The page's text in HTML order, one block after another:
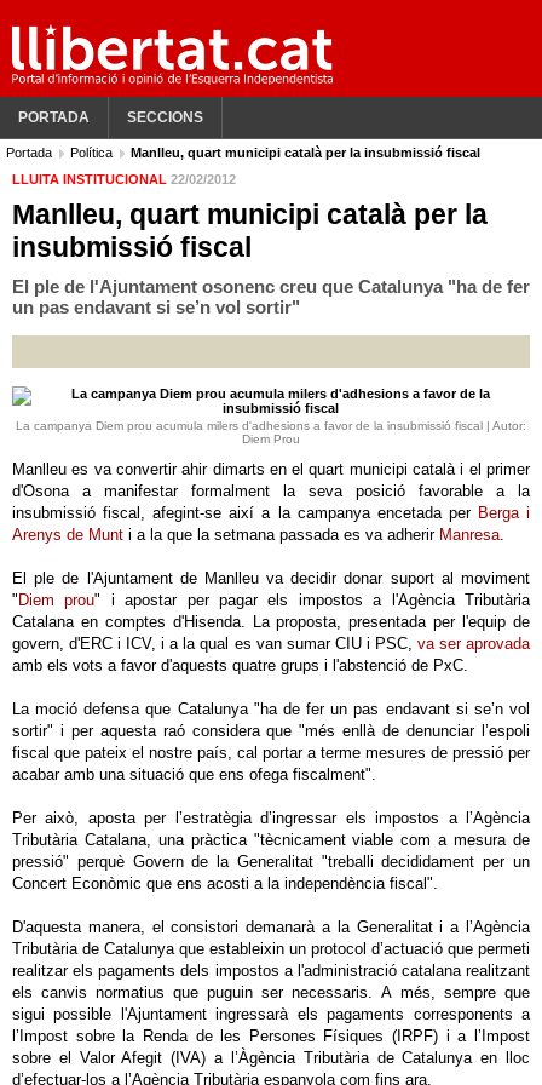
PORTADA SECCIONS
Portada Política
Manlleu, quart municipi català per la insubmissió fiscal
LLUITA INSTITUCIONAL 22/02/2012
Manlleu, quart municipi català per la
insubmissió fiscal
El ple de l'Ajuntament osonenc creu que Catalunya "ha de fer
un pas endavant si se’n vol sortir"
La campanya Diem prou acumula milers d'adhesions a favor de la insubmissió fiscal | Autor:
Diem Prou
Manlleu es va convertir ahir dimarts en el quart municipi català i el primer
d'Osona a manifestar formalment la seva posició favorable a la
insubmissió fiscal, afegint-se així a la campanya encetada per Berga i
Arenys de Munt i a la que la setmana passada es va adherir Manresa.
El ple de l'Ajuntament de Manlleu va decidir donar suport al moviment
" Diem prou" i apostar per pagar els impostos a l'Agència Tributària
Catalana en comptes d'Hisenda. La proposta, presentada per l'equip de
govern, d'ERC i ICV, i a la qual es van sumar CIU i PSC, va ser aprovada
amb els vots a favor d'aquests quatre grups i l'abstenció de PxC.
La moció defensa que Catalunya "ha de fer un pas endavant si se’n vol
sortir" i per aquesta raó considera que "més enllà de denunciar l’espoli
fiscal que pateix el nostre país, cal portar a terme mesures de pressió per
acabar amb una situació que ens ofega fiscalment".
Per això, aposta per l’estratègia d’ingressar els impostos a l’Agència
Tributària Catalana, una pràctica "tècnicament viable com a mesura de
pressió" perquè Govern de la Generalitat "treballi decididament per un
Concert Econòmic que ens acosti a la independència fiscal".
D'aquesta manera, el consistori demanarà a la Generalitat i a l’Agència
Tributària de Catalunya que estableixin un protocol d’actuació que permeti
realitzar els pagaments dels impostos a l'administració catalana realitzant
els canvis normatius que puguin ser necessaris. A més, sempre que
sigui possible l'Ajuntament ingressarà els pagaments corresponents a
l’Impost sobre la Renda de les Persones Físiques (IRPF) i a l’Impost
sobre el Valor Afegit (IVA) a l’Àgència Tributària de Catalunya en lloc
d’efectuar-los a l’Agència Tributària espanyola com fins ara.